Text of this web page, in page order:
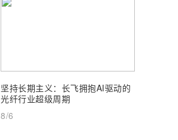
坚持长期主义：长飞拥抱AI驱动的
光纤行业超级周期
8/6